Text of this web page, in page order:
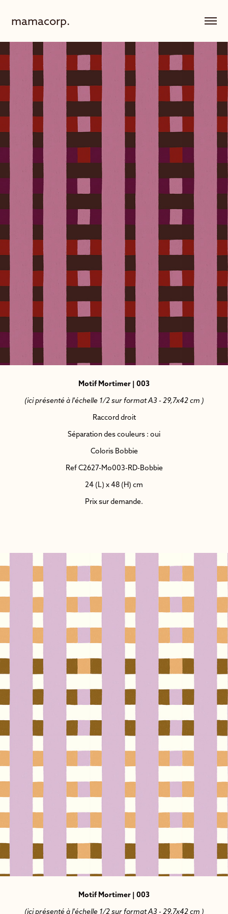
mamacorp.
Motif Mortimer | 003
(ici présenté à l'échelle 1/2 sur format A3 - 29,7x42 cm )
Raccord droit
Séparation des couleurs : oui
Coloris Bobbie
Ref C2627-Mo003-RD-Bobbie
24 (L) x 48 (H) cm
Prix sur demande.
Motif Mortimer | 003
(ici présenté à l'échelle 1/2 sur format A3 - 29,7x42 cm )